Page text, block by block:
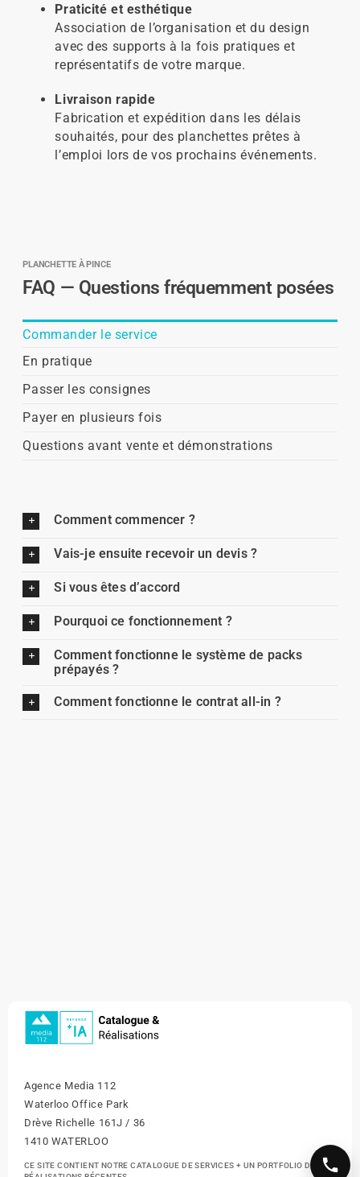
Praticité et esthétique
Association de l’organisation et du design
avec des supports à la fois pratiques et
représentatifs de votre marque.
Livraison rapide
Fabrication et expédition dans les délais
souhaités, pour des planchettes prêtes à
l’emploi lors de vos prochains événements.
PLANCHETTE À PINCE
FAQ — Questions fréquemment posées
Commander le service
En pratique
Passer les consignes
Payer en plusieurs fois
Questions avant vente et démonstrations
Comment commencer ?
Vais-je ensuite recevoir un devis ?
Si vous êtes d’accord
Pourquoi ce fonctionnement ?
Comment fonctionne le système de packs
prépayés ?
Comment fonctionne le contrat all-in ?
Agence Media 112
Waterloo Office Park
Drève Richelle 161J / 36
1410 WATERLOO
CE SITE CONTIENT NOTRE CATALOGUE DE SERVICES + UN PORTFOLIO DE NOS